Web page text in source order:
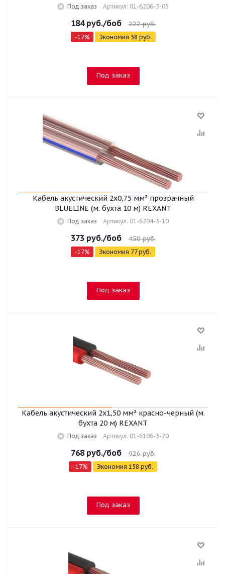
Под заказ Артикул: 01-6206-3-05
184руб./боб 222руб.
-17% Экономия 38 руб.
Под заказ
Кабель акустический 2х0,75 мм² прозрачный
BLUELINE (м. бухта 10 м) REXANT
Под заказ Артикул: 01-6204-3-10
373руб./боб 450руб.
-17% Экономия 77руб.
Под заказ
Кабель акустический 2х1,50 мм² красно-черный (м.
бухта 20 м) REXANT
Под заказ Артикул: 01-6106-3-20
768руб./боб 926руб.
-17% Экономия 158 руб.
Под заказ